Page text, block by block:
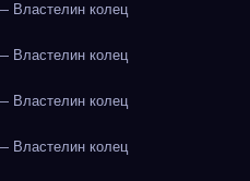
Властелин колец
Властелин колец
Властелин колец
Властелин колец